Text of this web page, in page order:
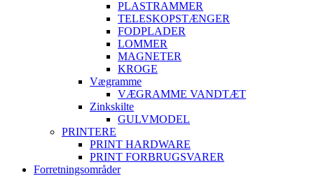
PLASTRAMMER
TELESKOPSTÆNGER
FODPLADER
LOMMER
MAGNETER
KROGE
Vægramme
VÆGRAMME VANDTÆT
Zinkskilte
GULVMODEL
PRINTERE
PRINT HARDWARE
PRINT FORBRUGSVARER
Forretningsområder